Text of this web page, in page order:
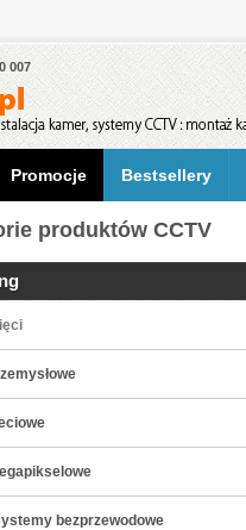
007
Promocje Bestsellery
produktów CCTV
bezprzewodowe